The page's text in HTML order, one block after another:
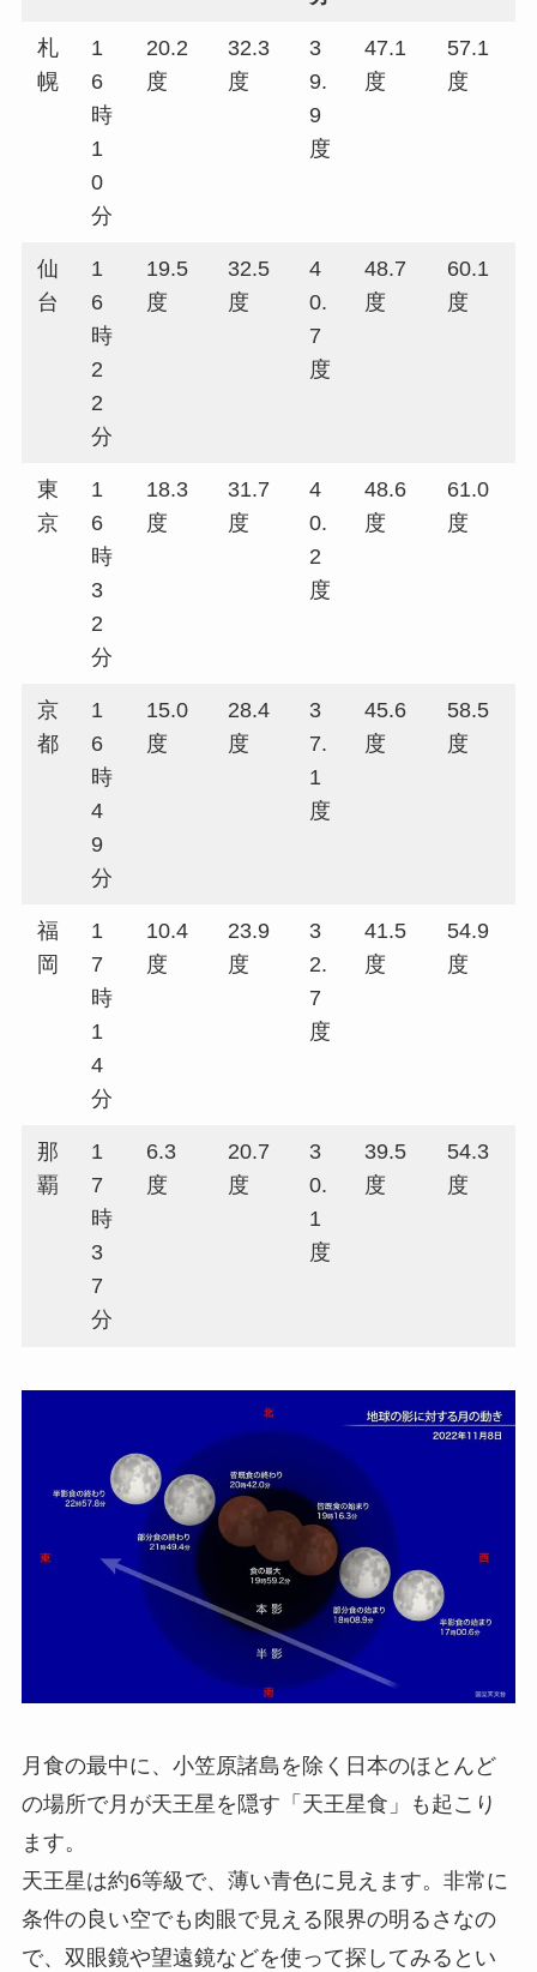
札
幌
1
6
時
1
0
分
20.2
度
32.3
度
3
9.
9
度
47.1
度
57.1
度
仙
台
1
6
時
2
2
分
19.5
度
32.5
度
4
0.
7
度
48.7
度
60.1
度
東
京
1
6
時
3
2
分
18.3
度
31.7
度
4
0.
2
度
48.6
度
61.0
度
京
都
1
6
時
4
9
分
15.0
度
28.4
度
3
7.
1
度
45.6
度
58.5
度
福
岡
1
7
時
1
4
分
10.4
度
23.9
度
3
2.
7
度
41.5
度
54.9
度
那
覇
1
7
時
3
7
分
6.3
度
20.7
度
3
0.
1
度
39.5
度
54.3
度
月食の最中に、小笠原諸島を除く日本のほとんど
の場所で月が天王星を隠す「天王星食」も起こり
ます。
天王星は約6等級で、薄い青色に見えます。非常に
条件の良い空でも肉眼で見える限界の明るさなの
で、双眼鏡や望遠鏡などを使って探してみるとい